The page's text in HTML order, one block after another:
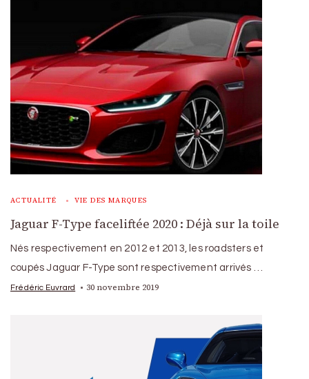
ACTUALITÉ VIE DES MARQUES
Jaguar F-Type faceliftée 2020 : Déjà sur la toile
Nés respectivement en 2012 et 2013, les roadsters et
coupés Jaguar F-Type sont respectivement arrivés …
Frédéric Euvrard 30 novembre 2019